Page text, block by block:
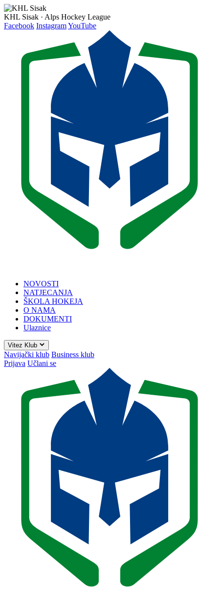
KHL Sisak · Alps Hockey League
Facebook InstagramYouTube
NOVOSTI
NATJECANJA
ŠKOLA HOKEJA
O NAMA
DOKUMENTI
Ulaznice
Vitez Klub
Navijački klub Business klub
Prijava Učlani se